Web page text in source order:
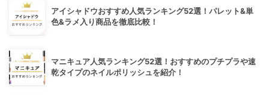
アイシャドウおすすめ人気ランキング52選！パレット&単
色&ラメ入り商品を徹底比較！
マニキュア人気ランキング52選！おすすめのプチプラや速
乾タイプのネイルポリッシュを紹介！